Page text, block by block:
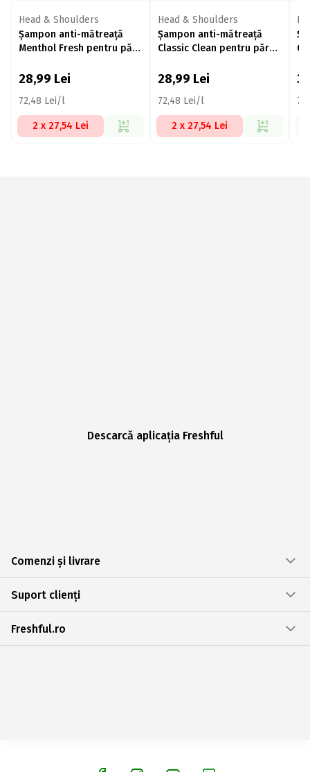
Head & Shoulders
Șampon anti-mătreață
Menthol Fresh pentru păr
28,99 Lei
72,48 Lei/l
2 x 27,54 Lei
Head & Shoulders
Șampon anti-mătreață
Classic Clean pentru păr
28,99 Lei
72,48 Lei/l
2 x 27,54 Lei
Descarcă aplicația Freshful
Comenzi și livrare
Suport clienți
Freshful.ro